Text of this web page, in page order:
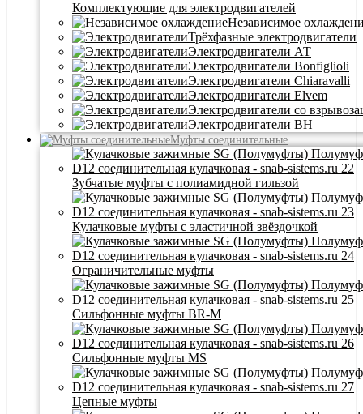
Комплектующие для электродвигателей
Независимое
Трёхфазные электродвигатели
Электродвигатели АТ
Электродвигатели Bonfiglioli
Электродвигатели Chiaravalli
Электродвигатели Elvem
Электродвигатели со
Электродвигатели BH
Муфты соединительные
Зубчатые муфты с полиамидной гильзой
Кулачковые муфты с эластичной звёздочкой
Ограничительные муфты
Сильфонные муфты BR-M
Сильфонные муфты MS
Цепные муфты